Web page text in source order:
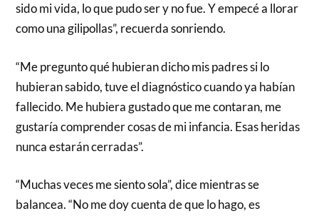
sido mi vida, lo que pudo ser y no fue. Y empecé a llorar
como una gilipollas”, recuerda sonriendo.
“Me pregunto qué hubieran dicho mis padres si lo
hubieran sabido, tuve el diagnóstico cuando ya habían
fallecido. Me hubiera gustado que me contaran, me
gustaría comprender cosas de mi infancia. Esas heridas
nunca estarán cerradas”.
“Muchas veces me siento sola”, dice mientras se
balancea. “No me doy cuenta de que lo hago, es